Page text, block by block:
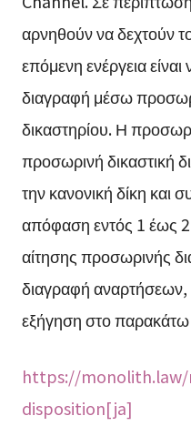
αρνηθούν να δεχτούν
επόμενη ενέργεια
διαγραφή μέσω
δικαστηρίου. Η
προσωρινή δικαστική
την κανονική δίκη και
απόφαση εντός 1 έως 2
αίτησης προσωρινής
διαγραφή
εξήγηση στο
https://
disposition[ja]